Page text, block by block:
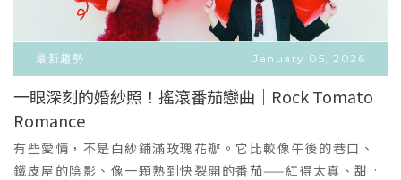
影，安靜、留白，卻充滿細節與溫度。👗 禮服修改完美合身
｜ 專屬顧問版型諮詢不用等到結婚，此刻的你與家人就值得
最好！專屬禮服顧問會依據妳的身形、孕期週數與氣質彈性
推薦，並在獨立包廂內貼心服務，替妳快速找到那件命定
（The One）的高級質感。本月預約諮詢｜每日限量兩組體
驗精緻婚紗(體驗以媽媽為主)現在透過線上預約來店，除了現
場體驗命定婚紗，更可直接享有昆娜頂級聯名品牌專屬優
惠：國際鑽戒：I-Primo、Diamond F人氣精緻喜餅：花神
為您挑選到最完美的婚紗♡Q：我在網路上看到傳統婚紗店很
多消費都不透明、強迫推銷，很擔心怎麼辦？A：昆娜不會！
我們最大的願望是協助新人開心地完成人生大事，加價跟收
取金額之前都會再特別跟您說明一次，不用擔心突如其來的
消費🤍我們家禮服真的很多很漂亮，也不會做強迫推銷唷～
放心的預約吧！Q：我不需要拍照服務 / 已經在別的地方拍
完，只要宴客禮服 / 婚攝新秘？A：沒問題！那就是我們「單
租禮服」的服務喔。單租禮服為完全預約制，因為需要幫您
＋
最新趨勢 January 05, 2026
一眼深刻的婚紗照！搖滾番茄戀曲｜Rock Tomato
Romance
有些愛情，不是白紗鋪滿玫瑰花瓣。它比較像午後的巷口、
鐵皮屋的陰影、像一顆熟到快裂開的番茄——紅得太真、甜得